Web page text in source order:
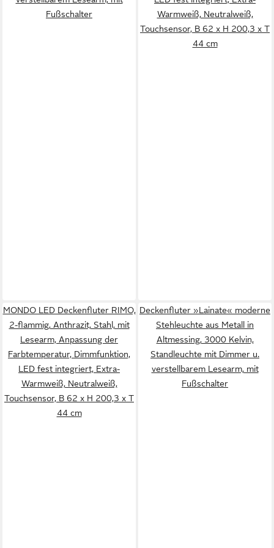
Fußschalter
Warmweiß, Neutralweiß,
Touchsensor, B 62 x H 200,3 x T
44 cm
MONDO LED Deckenfluter RIMO,
2-flammig, Anthrazit, Stahl, mit
Lesearm, Anpassung der
Farbtemperatur, Dimmfunktion,
LED fest integriert, Extra-
Warmweiß, Neutralweiß,
Touchsensor, B 62 x H 200,3 x T
44 cm
Deckenfluter »Lainate« moderne
Stehleuchte aus Metall in
Altmessing, 3000 Kelvin,
Standleuchte mit Dimmer u.
verstellbarem Lesearm, mit
Fußschalter